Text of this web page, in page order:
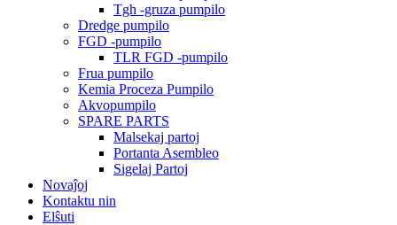
Tgh -gruza pumpilo
Dredge pumpilo
FGD -pumpilo
TLR FGD -pumpilo
Frua pumpilo
Kemia Proceza Pumpilo
Akvopumpilo
SPARE PARTS
Malsekaj partoj
Portanta Asembleo
Sigelaj Partoj
Novaĵoj
Kontaktu nin
Elŝuti